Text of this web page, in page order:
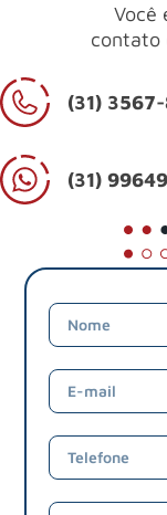
Você
contato
(31)
(31)